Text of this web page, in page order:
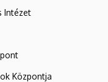
Intézet
Központja